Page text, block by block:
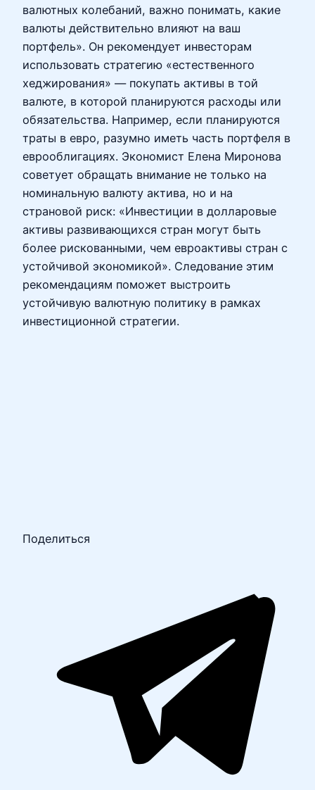
валютных колебаний, важно понимать, какие
валюты действительно влияют на ваш
портфель». Он рекомендует инвесторам
использовать стратегию «естественного
хеджирования» — покупать активы в той
валюте, в которой планируются расходы или
обязательства. Например, если планируются
траты в евро, разумно иметь часть портфеля в
еврооблигациях. Экономист Елена Миронова
советует обращать внимание не только на
номинальную валюту актива, но и на
страновой риск: «Инвестиции в долларовые
активы развивающихся стран могут быть
более рискованными, чем евроактивы стран с
устойчивой экономикой». Следование этим
рекомендациям поможет выстроить
устойчивую валютную политику в рамках
инвестиционной стратегии.
Поделиться